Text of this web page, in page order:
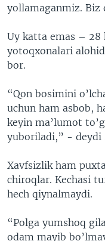
yollamaganmiz. Biz
Uy katta emas – 28
yotoqxonalari
bor.
“Qon bosimini
uchun ham asbob,
keyin ma’lumot
yuboriladi,” - deydi
Xavfsizlik ham
chiroqlar. Kechasi
hech qiynalmaydi.
“Polga yumshoq
odam mayib